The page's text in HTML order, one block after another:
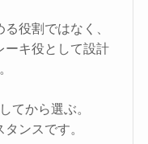
役割ではなく、
ーキ役として設計
てから選ぶ。
ンスです。